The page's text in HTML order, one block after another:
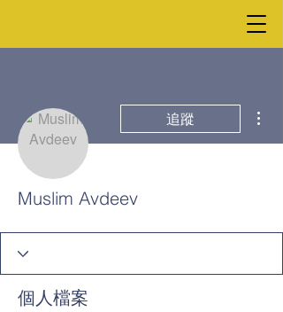
追蹤
Muslim Avdeev
個人檔案